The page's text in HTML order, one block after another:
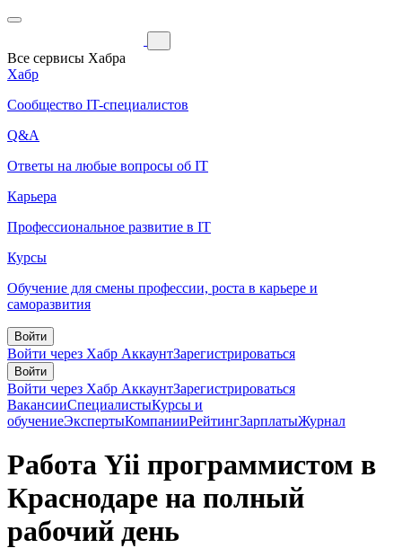
Все сервисы Хабра
Хабр
Сообщество IT-специалистов
Q&A
Ответы на любые вопросы об IT
Карьера
Профессиональное развитие в IT
Курсы
Обучение для смены профессии, роста в карьере и
саморазвития
Войти
Войти через Хабр АккаунтЗарегистрироваться
Войти
Войти через Хабр АккаунтЗарегистрироваться
ВакансииСпециалистыКурсы и
обучениеЭкспертыКомпанииРейтингЗарплатыЖурнал
Работа Yii программистом в
Краснодаре на полный
рабочий день